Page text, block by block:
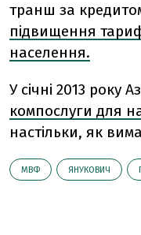
транш за
підвищення
населення.
У січні 2013 року
компослуги для
настільки, як
МВФ ЯНУКОВИЧ